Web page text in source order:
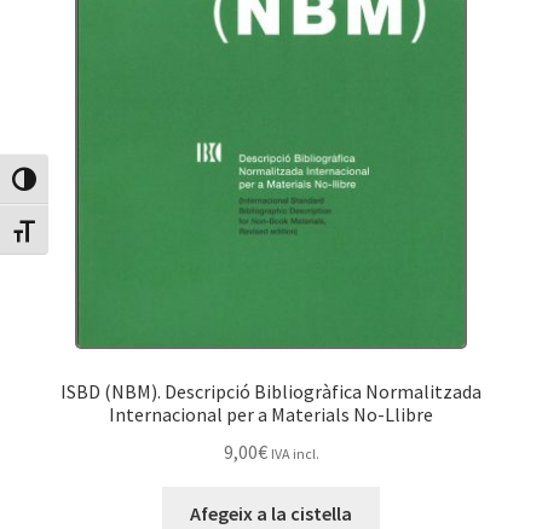
Canvia Alt Contrast
Canvia mida de lletra
ISBD (NBM). Descripció Bibliogràfica Normalitzada
Internacional per a Materials No-Llibre
9,00€ IVA incl.
Afegeix a la cistella